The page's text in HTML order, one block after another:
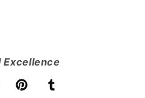
Excellence
PinterestTumblr